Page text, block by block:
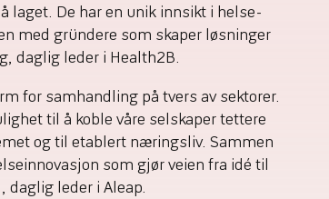
laget. De har en unik innsikt i helse-
med gründere som skaper løsninger
daglig leder i Health2B.
for samhandling på tvers av sektorer.
til å koble våre selskaper tettere
og til etablert næringsliv. Sammen
som gjør veien fra idé til
daglig leder i Aleap.